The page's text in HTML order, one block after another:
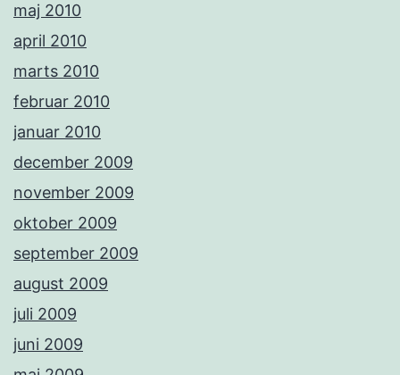
maj 2010
april 2010
marts 2010
februar 2010
januar 2010
december 2009
november 2009
oktober 2009
september 2009
august 2009
juli 2009
juni 2009